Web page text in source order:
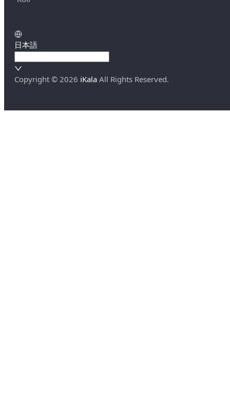
日本語
Copyright © 2026 iKala All Rights Reserved.